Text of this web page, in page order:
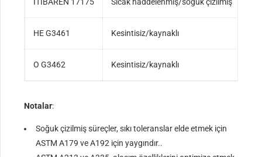
HE G3461 Kesintisiz/kaynaklı
O G3462 Kesintisiz/kaynaklı
Notalar:
Soğuk çizilmiş süreçler, sıkı toleranslar elde etmek için
ASTM A179 ve A192 için yaygındır..